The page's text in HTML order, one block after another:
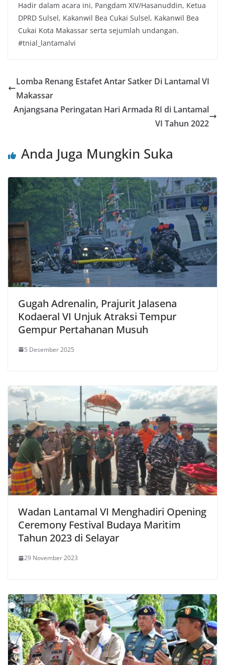
Hadir dalam acara ini, Pangdam XIV/Hasanuddin, Ketua
DPRD Sulsel, Kakanwil Bea Cukai Sulsel, Kakanwil Bea
Cukai Kota Makassar serta sejumlah undangan.
#tnial_lantamalvi
Lomba Renang Estafet Antar Satker Di Lantamal VI
Makassar
Anjangsana Peringatan Hari Armada RI di Lantamal
VI Tahun 2022
Anda Juga Mungkin Suka
Gugah Adrenalin, Prajurit Jalasena
Kodaeral VI Unjuk Atraksi Tempur
Gempur Pertahanan Musuh
5 Desember 2025
Wadan Lantamal VI Menghadiri Opening
Ceremony Festival Budaya Maritim
Tahun 2023 di Selayar
29 November 2023